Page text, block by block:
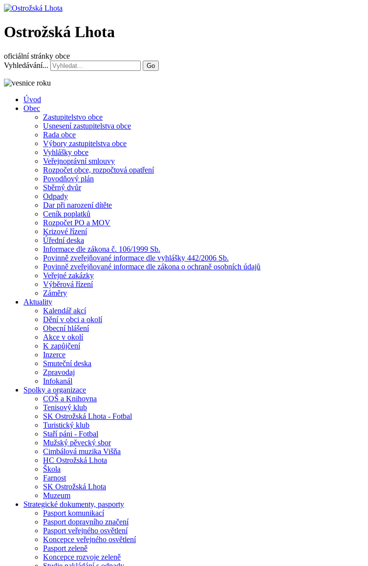
Ostrožská Lhota
oficiální stránky obce
Vyhledávání...
Go
Úvod
Obec
Zastupitelstvo obce
Usnesení zastupitelstva obce
Rada obce
Výbory zastupitelstva obce
Vyhlášky obce
Veřejnoprávní smlouvy
Rozpočet obce, rozpočtová opatření
Povodňový plán
Sběrný dvůr
Odpady
Dar při narození dítěte
Ceník poplatků
Rozpočet PO a MOV
Krizové řízení
Úřední deska
Informace dle zákona č. 106/1999 Sb.
Povinně zveřejňované informace dle vyhlášky 442/2006 Sb.
Povinně zveřejňované informace dle zákona o ochraně osobních údajů
Veřejné zakázky
Výběrová řízení
Záměry
Aktuality
Kalendář akcí
Dění v obci a okolí
Obecní hlášení
Akce v okolí
K zapůjčení
Inzerce
Smuteční deska
Zpravodaj
Infokanál
Spolky a organizace
COŠ a Knihovna
Tenisový klub
SK Ostrožská Lhota - Fotbal
Turistický klub
Staří páni - Fotbal
Mužský pěvecký sbor
Cimbálová muzika Višňa
HC Ostrožská Lhota
Škola
Farnost
SK Ostrožská Lhota
Muzeum
Strategické dokumenty, pasporty
Pasport komunikací
Pasport dopravního značení
Pasport veřejného osvětlení
Koncepce veřejného osvětlení
Pasport zeleně
Koncepce rozvoje zeleně